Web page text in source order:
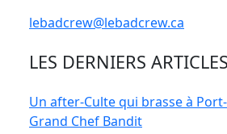
lebadcrew@lebadcrew.ca
LES DERNIERS ARTICLES
Un after-Culte qui brasse à
Grand Chef Bandit